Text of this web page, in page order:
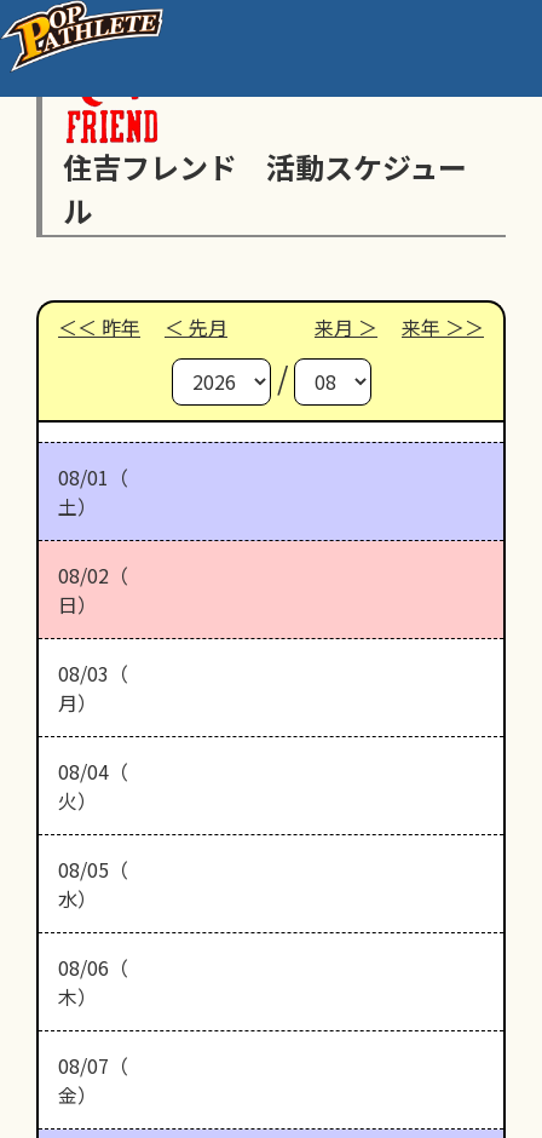
住吉フレンド 活動スケジュー
ル
昨年 先月 来月 来年
/
08/01（
土）
08/02（
日）
08/03（
月）
08/04（
火）
08/05（
水）
08/06（
木）
08/07（
金）